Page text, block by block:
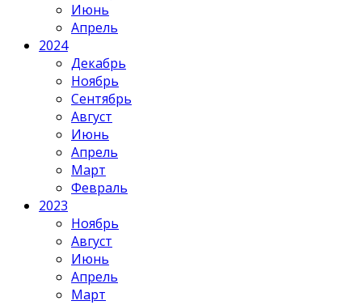
Июнь
Апрель
2024
Декабрь
Ноябрь
Сентябрь
Август
Июнь
Апрель
Март
Февраль
2023
Ноябрь
Август
Июнь
Апрель
Март